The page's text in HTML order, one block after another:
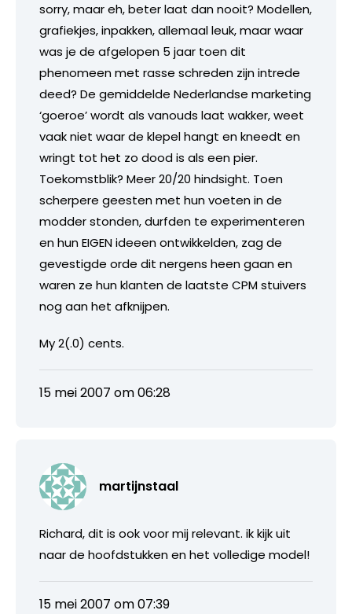
sorry, maar eh, beter laat dan nooit? Modellen,
grafiekjes, inpakken, allemaal leuk, maar waar
was je de afgelopen 5 jaar toen dit
phenomeen met rasse schreden zijn intrede
deed? De gemiddelde Nederlandse marketing
‘goeroe’ wordt als vanouds laat wakker, weet
vaak niet waar de klepel hangt en kneedt en
wringt tot het zo dood is als een pier.
Toekomstblik? Meer 20/20 hindsight. Toen
scherpere geesten met hun voeten in de
modder stonden, durfden te experimenteren
en hun EIGEN ideeen ontwikkelden, zag de
gevestigde orde dit nergens heen gaan en
waren ze hun klanten de laatste CPM stuivers
nog aan het afknijpen.
My 2(.0) cents.
15 mei 2007 om 06:28
martijnstaal
Richard, dit is ook voor mij relevant. ik kijk uit
naar de hoofdstukken en het volledige model!
15 mei 2007 om 07:39